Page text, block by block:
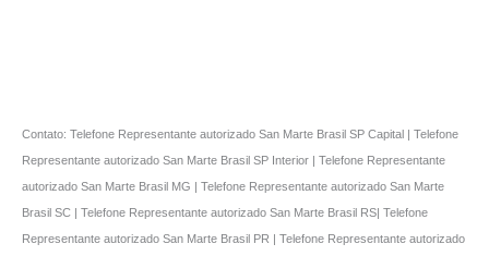
Contato: Telefone Representante autorizado San Marte Brasil SP Capital | Telefone
Representante autorizado San Marte Brasil SP Interior | Telefone Representante
autorizado San Marte Brasil MG | Telefone Representante autorizado San Marte
Brasil SC | Telefone Representante autorizado San Marte Brasil RS| Telefone
Representante autorizado San Marte Brasil PR | Telefone Representante autorizado